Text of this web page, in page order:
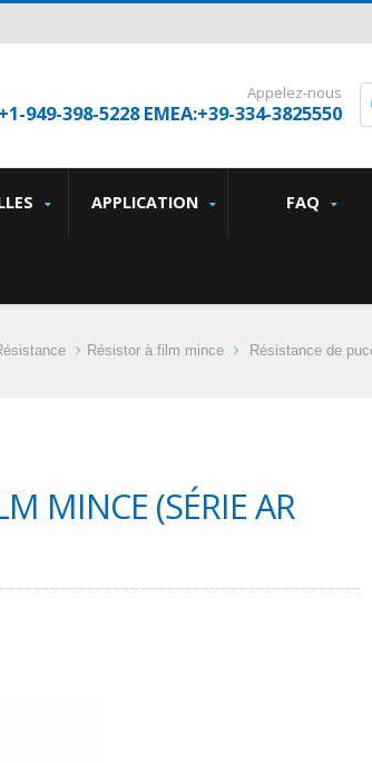
Appelez-nous
949-398-5228 EMEA:+39-334-3825550
APPLICATION FAQ
Résistor à film mince Résistance de
MINCE (SÉRIE AR